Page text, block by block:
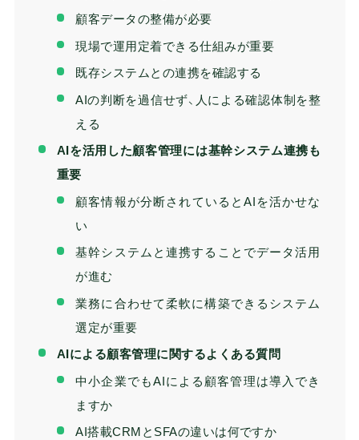
顧客データの整備が必要
現場で運用定着できる仕組みが重要
既存システムとの連携を確認する
AIの判断を過信せず、人による確認体制を整
える
AIを活用した顧客管理には基幹システム連携も
重要
顧客情報が分断されているとAIを活かせな
い
基幹システムと連携することでデータ活用
が進む
業務に合わせて柔軟に構築できるシステム
選定が重要
AIによる顧客管理に関するよくある質問
中小企業でもAIによる顧客管理は導入でき
ますか
AI搭載CRMとSFAの違いは何ですか